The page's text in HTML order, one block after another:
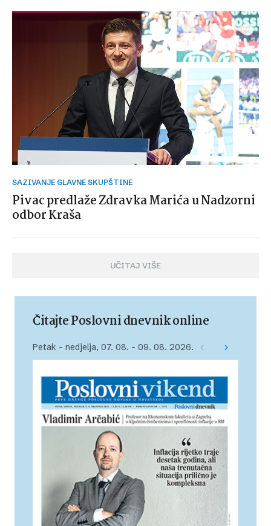
SAZIVANJE GLAVNE SKUPŠTINE
Pivac predlaže Zdravka Marića u Nadzorni
odbor Kraša
UČITAJ VIŠE
Čitajte Poslovni dnevnik online
Petak – nedjelja, 07. 08. – 09. 08. 2026.